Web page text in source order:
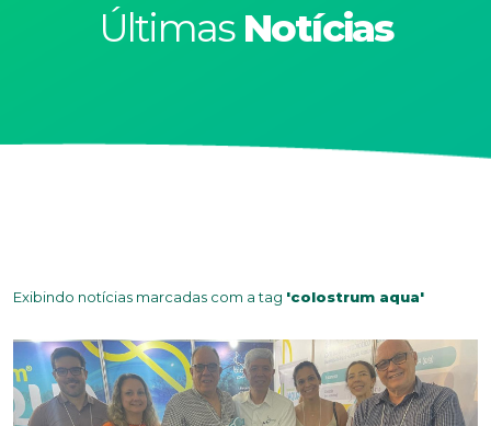
Últimas Notícias
Exibindo notícias marcadas com a tag 'colostrum aqua'